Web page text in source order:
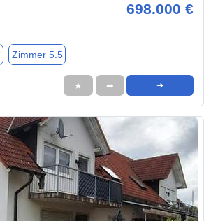
698.000 €
Zimmer 5.5
★ ➦ ➜